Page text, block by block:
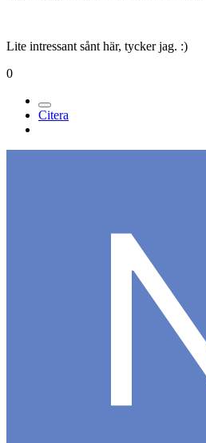
Lite intressant sånt här, tycker jag. :)
0
Citera